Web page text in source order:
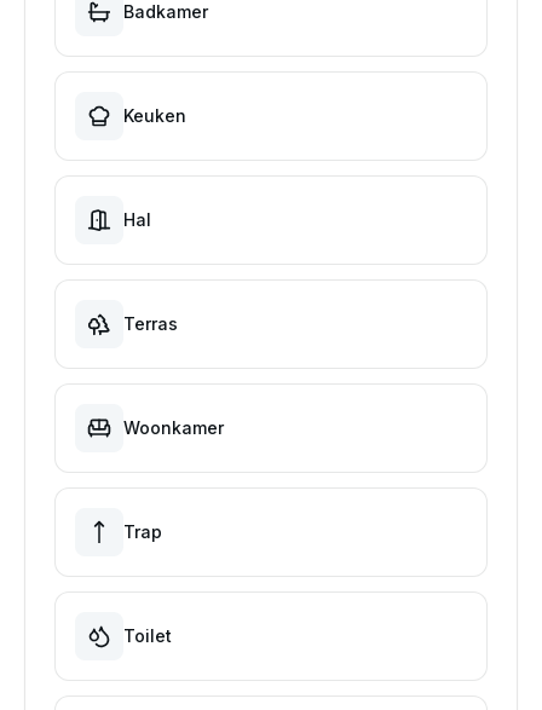
Badkamer
Keuken
Hal
Terras
Woonkamer
Trap
Toilet